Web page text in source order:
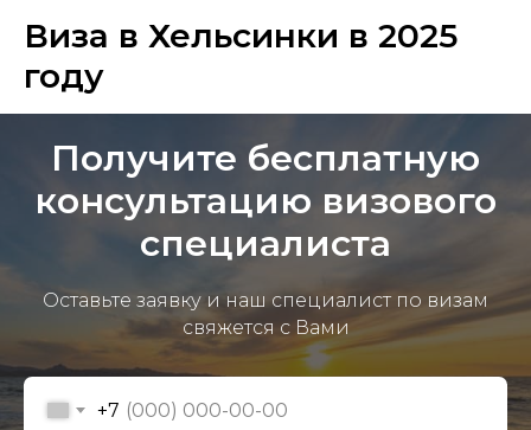
Виза в Хельсинки в 2025
году
Получите бесплатную
консультацию визового
специалиста
Оставьте заявку и наш специалист по визам
свяжется с Вами
+7